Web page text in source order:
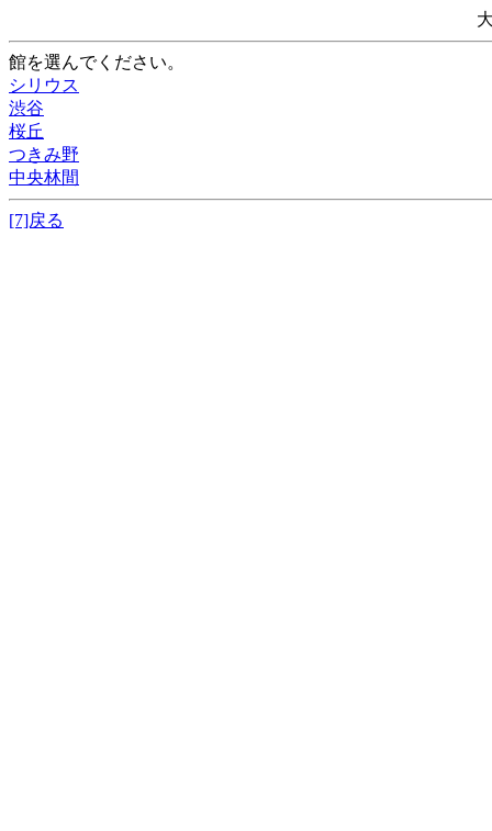
館を選んでください。
シリウス
渋谷
桜丘
つきみ野
中央林間
[7]戻る